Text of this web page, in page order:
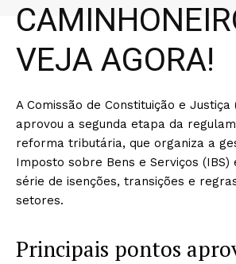
VEJA AGORA!
A Comissão de Constituição e Justiça
aprovou a segunda etapa da
reforma tributária, que organiza a
Imposto sobre Bens e Serviços (IBS)
série de isenções, transições e
setores.
Principais pontos